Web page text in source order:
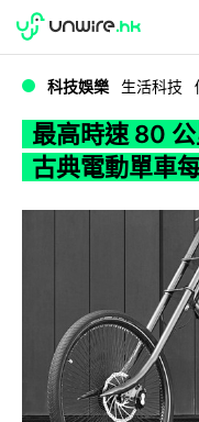
WWDC 2026
科技娛樂 生活科技
最高時速 80
古典電動單車